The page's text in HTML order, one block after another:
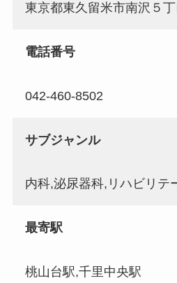
東京都東久留米市南沢５
電話番号
042-460-8502
サブジャンル
内科,泌尿器科,リハビリテ
最寄駅
桃山台駅,千里中央駅